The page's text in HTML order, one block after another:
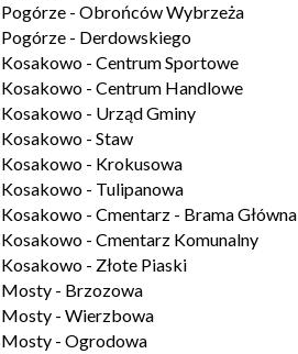
Pogórze - Obrońców Wybrzeża
Pogórze - Derdowskiego
Kosakowo - Centrum Sportowe
Kosakowo - Centrum Handlowe
Kosakowo - Urząd Gminy
Kosakowo - Staw
Kosakowo - Krokusowa
Kosakowo - Tulipanowa
Kosakowo - Cmentarz - Brama Główna
Kosakowo - Cmentarz Komunalny
Kosakowo - Złote Piaski
Mosty - Brzozowa
Mosty - Wierzbowa
Mosty - Ogrodowa